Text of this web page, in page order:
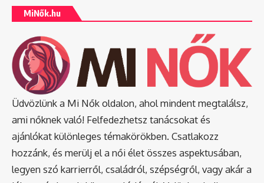
MiNők.hu
Üdvözlünk a Mi Nők oldalon, ahol mindent megtalálsz,
ami nőknek való! Felfedezhetsz tanácsokat és
ajánlókat különleges témakörökben. Csatlakozz
hozzánk, és merülj el a női élet összes aspektusában,
legyen szó karrierről, családról, szépségről, vagy akár a